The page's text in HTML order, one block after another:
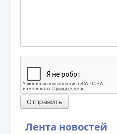
Лента новостей
Отправить